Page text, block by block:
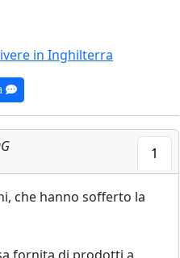
in Inghilterra
1
che hanno sofferto la
fornita di prodotti a